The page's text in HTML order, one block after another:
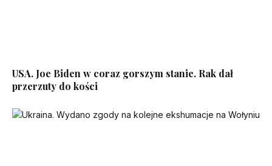
USA. Joe Biden w coraz gorszym stanie. Rak dał
przerzuty do kości